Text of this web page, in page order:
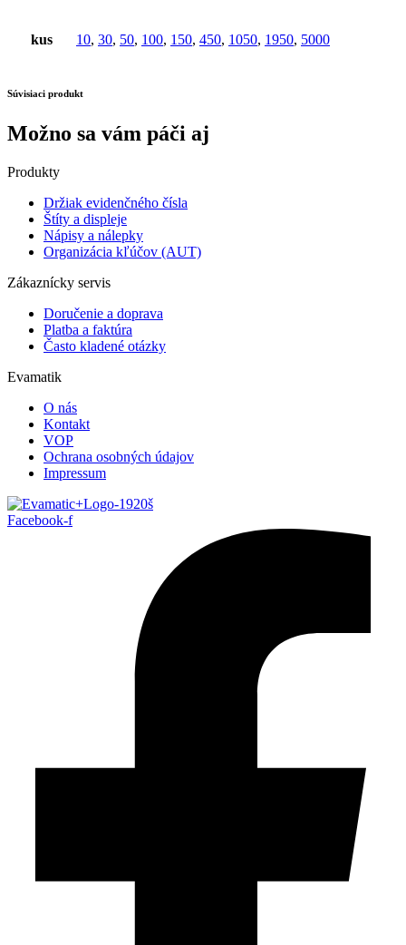
kus 10, 30, 50, 100, 150, 450, 1050, 1950, 5000
Súvisiaci produkt
Možno sa vám páči aj
Produkty
Držiak evidenčného čísla
Štíty a displeje
Nápisy a nálepky
Organizácia kľúčov (AUT)
Zákaznícky servis
Doručenie a doprava
Platba a faktúra
Často kladené otázky
Evamatik
O nás
Kontakt
VOP
Ochrana osobných údajov
Impressum
Facebook-f